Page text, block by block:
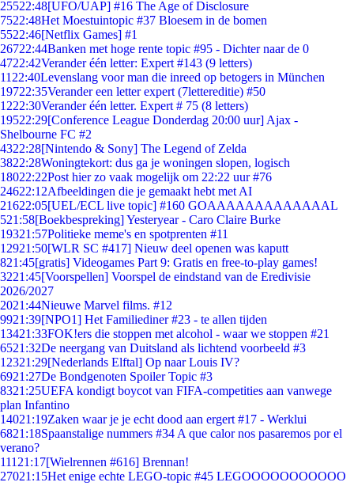
25522:48[UFO/UAP] #16 The Age of Disclosure
7522:48Het Moestuintopic #37 Bloesem in de bomen
5522:46[Netflix Games] #1
26722:44Banken met hoge rente topic #95 - Dichter naar de 0
4722:42Verander één letter: Expert #143 (9 letters)
11 22:40Levenslang voor man die inreed op betogers in München
19722:35Verander een letter expert (7lettereditie) #50
1222:30Verander één letter. Expert # 75 (8 letters)
19522:29[Conference League Donderdag 20:00 uur] Ajax -
Shelbourne FC #2
4322:28[Nintendo & Sony] The Legend of Zelda
3822:28Woningtekort: dus ga je woningen slopen, logisch
18022:22Post hier zo vaak mogelijk om 22:22 uur #76
24622:12Afbeeldingen die je gemaakt hebt met AI
21622:05[UEL/ECL live topic] #160 GOAAAAAAAAAAAAAL
521:58[Boekbespreking] Yesteryear - Caro Claire Burke
19321:57Politieke meme's en spotprenten #11
12921:50[WLR SC #417] Nieuw deel openen was kaputt
821:45[gratis] Videogames Part 9: Gratis en free-to-play games!
3221:45[Voorspellen] Voorspel de eindstand van de Eredivisie
2026/2027
2021:44Nieuwe Marvel films. #12
9921:39[NPO1] Het Familiediner #23 - te allen tijden
13421:33FOK!ers die stoppen met alcohol - waar we stoppen #21
6521:32De neergang van Duitsland als lichtend voorbeeld #3
12321:29[Nederlands Elftal] Op naar Louis IV?
6921:27De Bondgenoten Spoiler Topic #3
8321:25UEFA kondigt boycot van FIFA-competities aan vanwege
plan Infantino
14021:19Zaken waar je je echt dood aan ergert #17 - Werklui
6821:18Spaanstalige nummers #34 A que calor nos pasaremos por el
verano?
111 21:17[Wielrennen #616] Brennan!
27021:15Het enige echte LEGO-topic #45 LEGOOOOOOOOOOO